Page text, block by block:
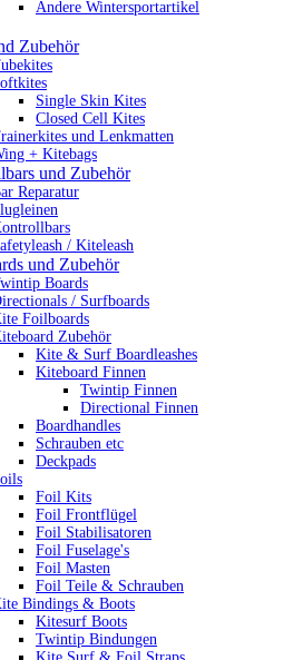
Andere Wintersportartikel
Zubehör
Single Skin Kites
Closed Cell Kites
und Lenkmatten
+ Kitebags
und Zubehör
Reparatur
/ Kiteleash
und Zubehör
Boards
/ Surfboards
Foilboards
Zubehör
Kite & Surf Boardleashes
Kiteboard Finnen
Twintip Finnen
Directional Finnen
Boardhandles
Schrauben etc
Deckpads
Foil Kits
Foil Frontflügel
Foil Stabilisatoren
Foil Fuselage's
Foil Masten
Foil Teile & Schrauben
Bindings & Boots
Kitesurf Boots
Twintip Bindungen